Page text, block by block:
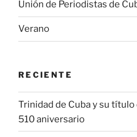
Unión de Periodistas de
Verano
RECIENTE
Trinidad de Cuba y su
510 aniversario